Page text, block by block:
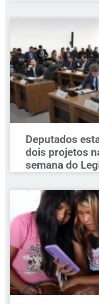
Deputados
dois projetos
semana do